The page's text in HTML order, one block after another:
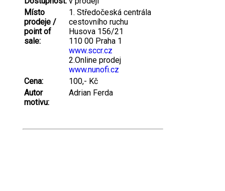
Místo
prodeje /
point of
sale:
1. Středočeská centrála
cestovního ruchu
Husova 156/21
110 00 Praha 1
www.sccr.cz
2.Online prodej
www.nunofi.cz
Cena:
100,- Kč
Autor
motivu:
Adrian Ferda